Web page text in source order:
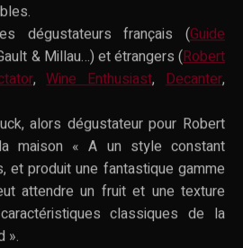
dégustateurs français (Guide
& Millau…) et étrangers (Robert
,Wine Enthusiast,Decanter,
alors dégustateur pour Robert
maison « A un style constant
et produit une fantastique gamme
attendre un fruit et une texture
classiques de la
».